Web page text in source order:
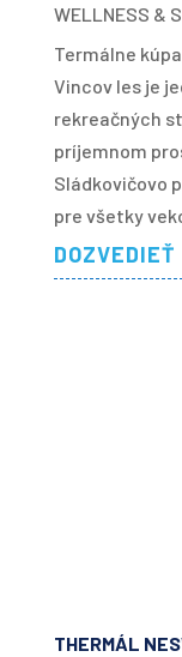
WELLNESS &
Termálne
Vincov les je
rekreačných
príjemnom
Sládkovičovo
pre všetky
THERMÁL